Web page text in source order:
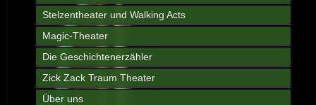
Stelzentheater und Walking Acts
Magic-Theater
Die Geschichtenerzähler
Zick Zack Traum Theater
Über uns